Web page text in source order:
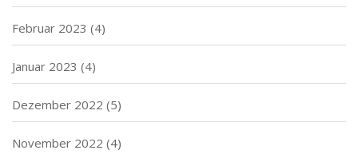
Februar 2023 (4)
Januar 2023 (4)
Dezember 2022 (5)
November 2022 (4)